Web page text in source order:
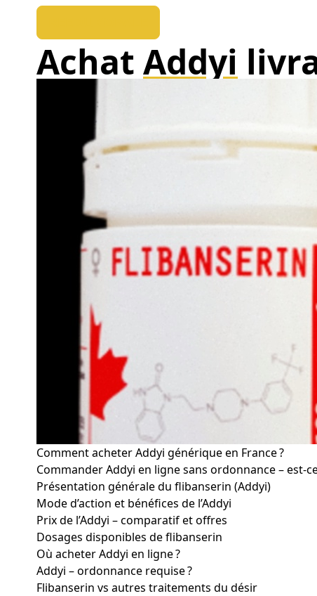
Achat Addyi
Comment acheter Addyi générique en France ?
Commander Addyi en ligne sans ordonnance – est-
Présentation générale du flibanserin (Addyi)
Mode d’action et bénéfices de l’Addyi
Prix de l’Addyi – comparatif et offres
Dosages disponibles de flibanserin
Où acheter Addyi en ligne ?
Addyi – ordonnance requise ?
Flibanserin vs autres traitements du désir